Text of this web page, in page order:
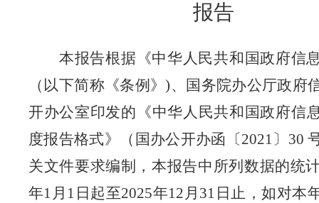
报告
本报告根据《中华人民共和国政府信
（以下简称《条例》)、国务院办公厅政府
开办公室印发的《中华人民共和国政府信
度报告格式》（国办公开办函〔2021〕30
关文件要求编制，本报告中所列数据的统
年1月1日起至2025年12月31日止，如对本